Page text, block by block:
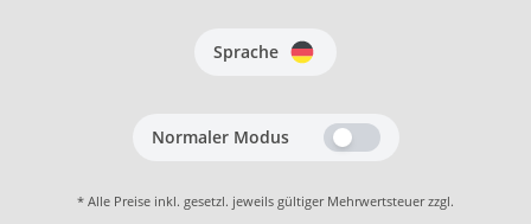
Sprache
Normaler Modus
* Alle Preise inkl. gesetzl. jeweils gültiger Mehrwertsteuer zzgl.